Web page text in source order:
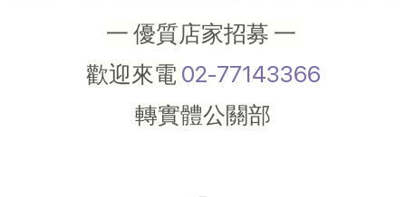
一 優質店家招募 一
歡迎來電 02-77143366
轉實體公關部